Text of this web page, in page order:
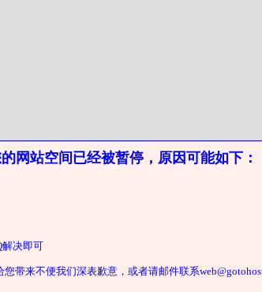
网站空间已经被暂停，原因可能如下：
解决即可
带来不便我们深表歉意，或者请邮件联系